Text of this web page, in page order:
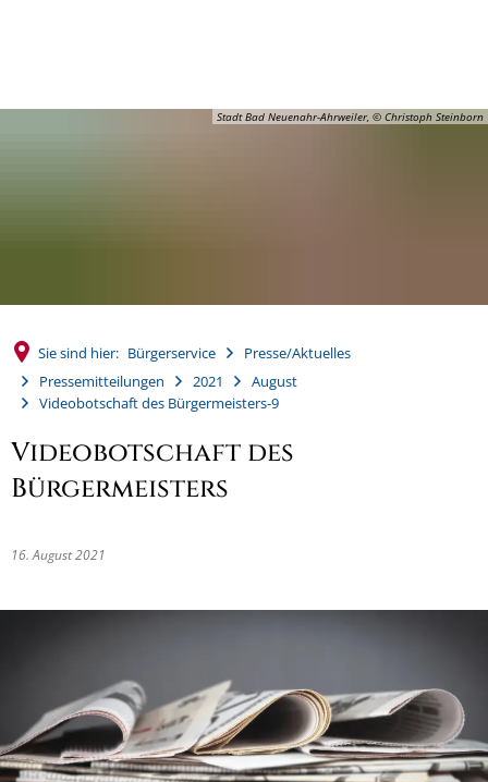
Stadt Bad Neuenahr-Ahrweiler, © Christoph Steinborn
Sie sind hier: Bürgerservice
Presse/Aktuelles
Pressemitteilungen
2021
August
Videobotschaft des Bürgermeisters-9
Videobotschaft des
Bürgermeisters
16. August 2021